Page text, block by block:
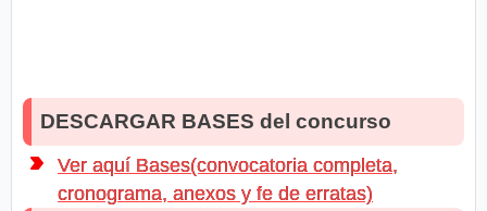
DESCARGAR BASES del concurso
Ver aquí Bases(convocatoria completa,
cronograma, anexos y fe de erratas)